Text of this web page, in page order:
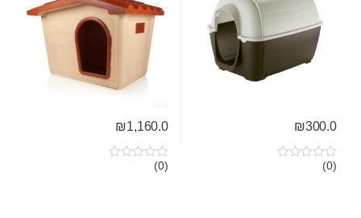
₪300.0
0(0)
₪1,160.0
0(0)